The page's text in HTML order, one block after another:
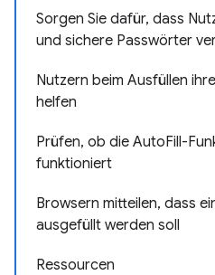
Sorgen Sie dafür, dass
und sichere Passwörter
Nutzern beim Ausfüllen
helfen
Prüfen, ob die AutoFill-
funktioniert
Browsern mitteilen, dass
ausgefüllt werden soll
Ressourcen